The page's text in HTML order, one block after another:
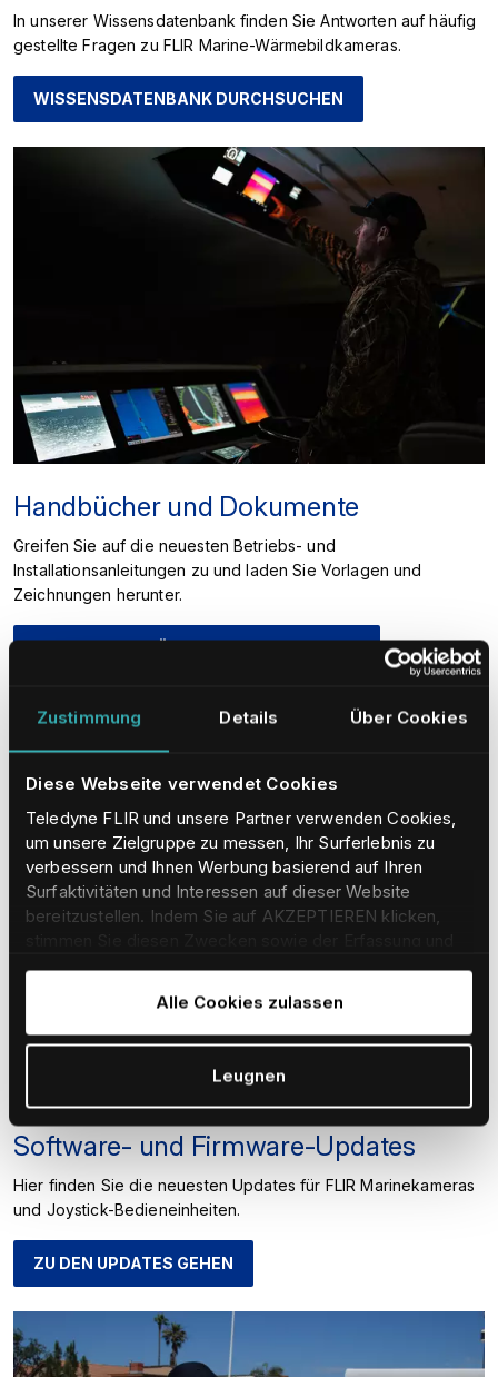
Zustimmung Details Über Cookies
Diese Webseite verwendet Cookies
Teledyne FLIR und unsere Partner verwenden Cookies,
um unsere Zielgruppe zu messen, Ihr Surferlebnis zu
verbessern und Ihnen Werbung basierend auf Ihren
Surfaktivitäten und Interessen auf dieser Website
bereitzustellen. Indem Sie auf AKZEPTIEREN klicken,
erfahren und Ihre Einwilligung jederzeit anzupassen/zu
widerrufen, lesen Sie bitte unsereCookie-Erklärung.
Alle Cookies zulassen
Leugnen
In unserer Wissensdatenbank finden Sie Antworten auf häufig
gestellte Fragen zu FLIR Marine-Wärmebildkameras.
WISSENSDATENBANK DURCHSUCHEN
Handbücher und Dokumente
Greifen Sie auf die neuesten Betriebs- und
Installationsanleitungen zu und laden Sie Vorlagen und
Zeichnungen herunter.
Software- und Firmware-Updates
Hier finden Sie die neuesten Updates für FLIR Marinekameras
und Joystick-Bedieneinheiten.
ZU DEN UPDATES GEHEN